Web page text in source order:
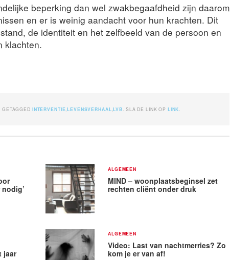
beperking dan wel zwakbegaafdheid zijn daarom
en er is weinig aandacht voor hun krachten. Dit
de identiteit en het zelfbeeld van de persoon en
klachten.
GETAGGED INTERVENTIE ,LEVENSVERHAAL ,LVB . SLA DE LINK OP LINK
ALGEMEEN
MIND – woonplaatsbeginsel zet
rechten cliënt onder druk
jaar
ALGEMEEN
Video: Last van nachtmerries? Zo
kom je er van af!